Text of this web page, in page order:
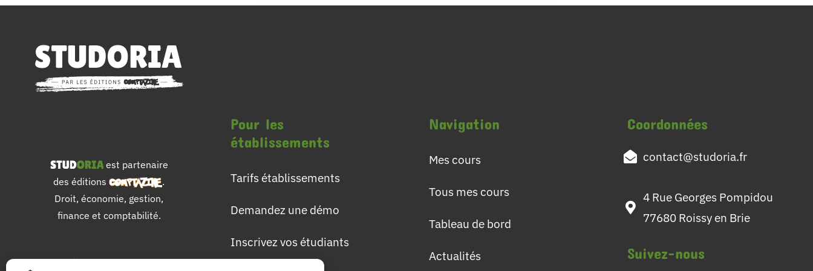
est partenaire
des éditions
.
Droit, économie, gestion,
finance et comptabilité.
Pour les
établissements
Tarifs établissements
Demandez une démo
Inscrivez vos étudiants
Navigation
Mes cours
Tous mes cours
Tableau de bord
Actualités
Coordonnées
contact@studoria.fr
4 Rue Georges Pompidou
77680 Roissy en Brie
Suivez-nous